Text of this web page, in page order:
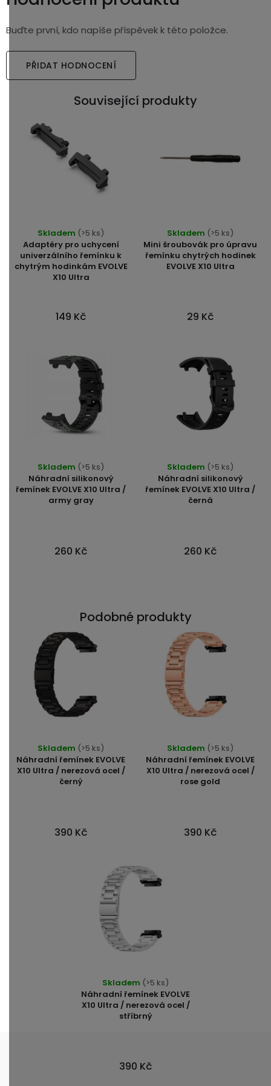
Buďte první, kdo napíše příspěvek k této položce.
PŘIDAT HODNOCENÍ
Související produkty
Adaptéry pro uchycení
univerzálního řemínku k
chytrým hodinkám EVOLVE
X10 Ultra
Skladem (>5 ks)
149 Kč
Mini šroubovák pro úpravu
řemínku chytrých hodinek
EVOLVE X10 Ultra
Skladem (>5 ks)
29 Kč
Náhradní silikonový
řemínek EVOLVE X10 Ultra /
army gray
Skladem (>5 ks)
260 Kč
Náhradní silikonový
řemínek EVOLVE X10 Ultra /
černá
Skladem (>5 ks)
260 Kč
Podobné produkty
Náhradní řemínek EVOLVE
X10 Ultra / nerezová ocel /
černý
Skladem (>5 ks)
390 Kč
Náhradní řemínek EVOLVE
X10 Ultra / nerezová ocel /
rose gold
Skladem (>5 ks)
390 Kč
Náhradní řemínek EVOLVE
X10 Ultra / nerezová ocel /
stříbrný
Skladem (>5 ks)
390 Kč